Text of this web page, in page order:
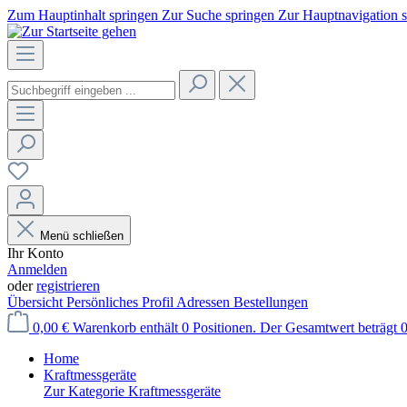
Zum Hauptinhalt springen Zur Suche springen Zur Hauptnavigation
Menü schließen
Ihr Konto
Anmelden
oderregistrieren
Übersicht Persönliches Profil Adressen Bestellungen
0,00 € Warenkorb enthält 0 Positionen. Der Gesamtwert beträgt
Home
Kraftmessgeräte
Zur Kategorie Kraftmessgeräte